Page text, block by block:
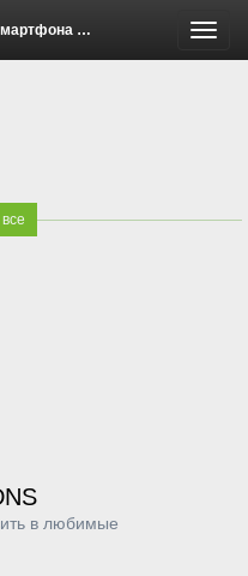
- 27 Июля 2026)
в любимые